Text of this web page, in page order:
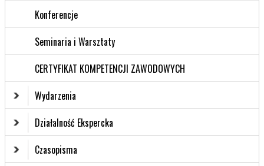
Konferencje
Seminaria i Warsztaty
CERTYFIKAT KOMPETENCJI ZAWODOWYCH
Wydarzenia
Działalność Ekspercka
Czasopisma